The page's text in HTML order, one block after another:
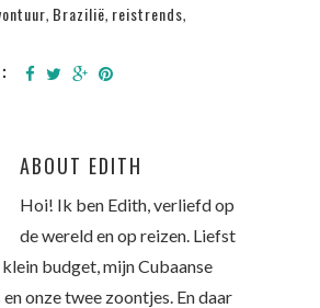
, Brazilië, reistrends,
ABOUT EDITH
Hoi! Ik ben Edith, verliefd op
de wereld en op reizen. Liefst
budget, mijn Cubaanse
en onze twee zoontjes. En daar